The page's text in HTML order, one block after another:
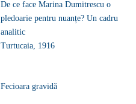
De ce face Marina Dumitrescu o
pledoarie pentru nuanțe? Un cadru
analitic
Turtucaia, 1916
Fecioara gravidă